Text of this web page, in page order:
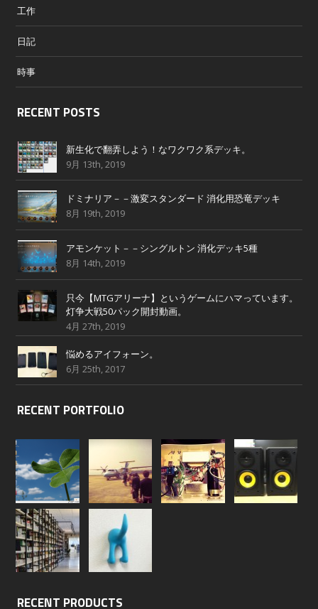
工作
日記
時事
RECENT POSTS
新生化で翻弄しよう！なワクワク系デッキ。
9月 13th, 2019
ドミナリア－－激変スタンダード 消化用恐竜デッキ
8月 19th, 2019
アモンケット－－シングルトン 消化デッキ5種
8月 14th, 2019
只今【MTGアリーナ】というゲームにハマっています。
灯争大戦50パック開封動画。
4月 27th, 2019
悩めるアイフォーン。
6月 25th, 2017
RECENT PORTFOLIO
RECENT PRODUCTS